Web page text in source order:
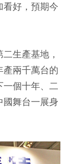
看好，預期今
生產基地，
兩千萬台的
個十年、二
舞台一展身